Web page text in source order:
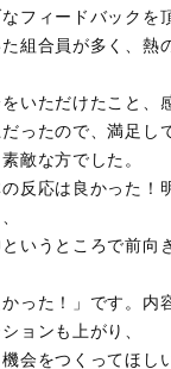
フィードバックを
た組合員が多く、熱
いただけたこと、
だったので、満足し
素敵な方でした。
の反応は良かった！
いうところで前向
かった！」です。内
ョンも上がり、
会をつくってほし